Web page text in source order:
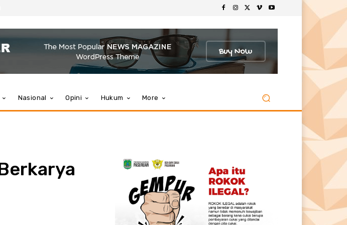
Nasional Opini Hukum More